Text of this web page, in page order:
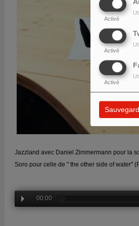
Activé
Activé
Activé
Jazzland avec Daniel Zimmermann pour la
Soro pour celle de " the other side of water"
00:00